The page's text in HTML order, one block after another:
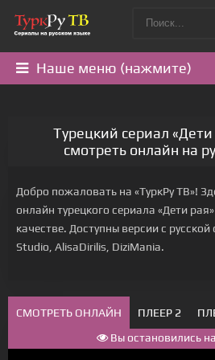
Наше меню (нажмите)
Турецкий сериал «Дети
смотреть онлайн на
Добро пожаловать на «ТуркРу ТВ»!
онлайн турецкого сериала «Дети
качестве. Доступны версии с
Studio, AlisaDirilis, DiziMania.
СМОТРЕТЬ ОНЛАЙН ПЛЕЕР 2
Вы остановились